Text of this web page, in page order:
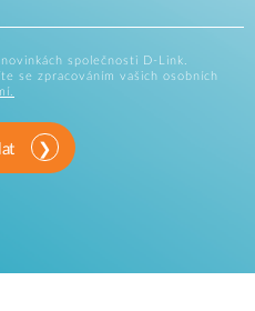
společnosti D-Link.
se zpracováním vašich osobních